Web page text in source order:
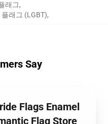
래그,
래그 (LGBT),
Say
Flags Enamel
Flag Store